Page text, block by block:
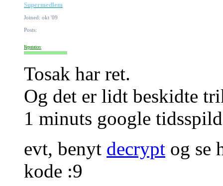
Supermedlem
Joined: okt '09
Posts:
Reputation:
Tosak har ret.
Og det er lidt beskidte
1 minuts google
evt, benyt decrypt og se
kode :9